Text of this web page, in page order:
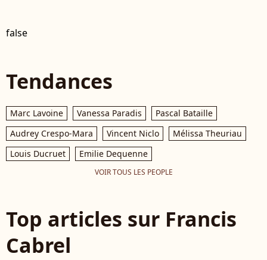
false
Tendances
Marc Lavoine Vanessa Paradis
Pascal Bataille
Audrey Crespo-Mara
Vincent Niclo
Mélissa Theuriau
Louis Ducruet
Emilie Dequenne
VOIR TOUS LES PEOPLE
Top articles sur Francis
Cabrel